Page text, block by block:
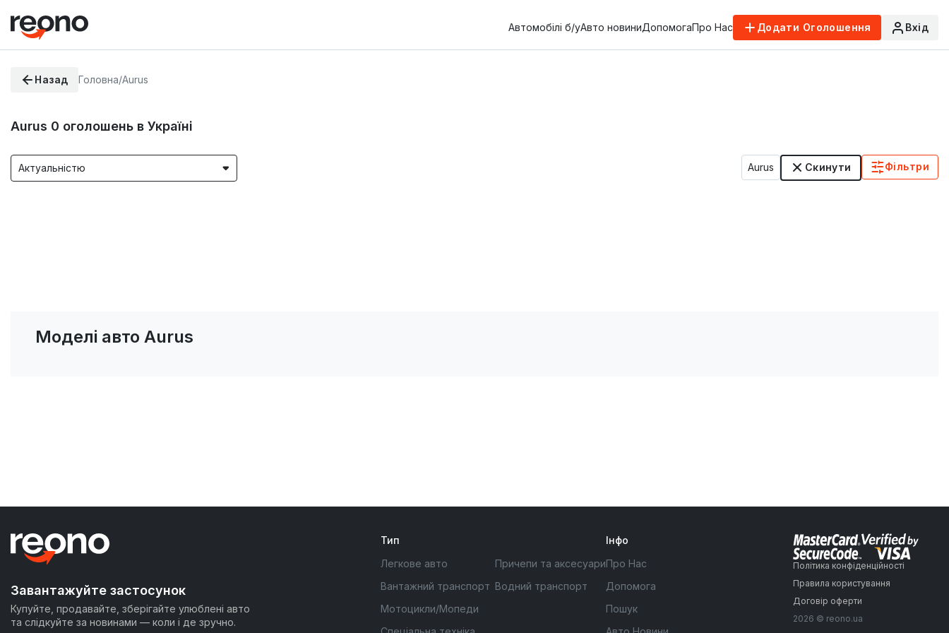
Автомобілі б/уАвто новиниДопомогаПро Нас Додати Оголошення Вхід
Назад Головна/Aurus
Aurus 0 оголошень в Україні
Актуальністю Aurus Скинути Фільтри
Моделі авто Aurus
Завантажуйте застосунок
Купуйте, продавайте, зберігайте улюблені авто
та слідкуйте за новинами — коли і де зручно.
Тип
Легкове авто
Вантажний транспорт
Мотоцикли/Мопеди
Причепи та аксесуари
Водний транспорт
Інфо
Про Нас
Допомога
Пошук
Політика конфіденційності
Правила користування
Договір оферти
2026 © reono.ua